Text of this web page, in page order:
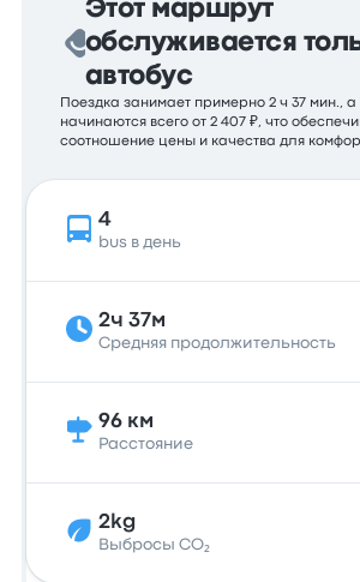
Этот маршрут
обслуживается
автобус
Поездка занимает примерно 2 ч 37 мин.,
начинаются всего от 2 407 ₽, что
соотношение цены и качества для
4
bus в день
2ч 37м
Средняя продолжительность
96 км
Расстояние
2kg
Выбросы CO₂